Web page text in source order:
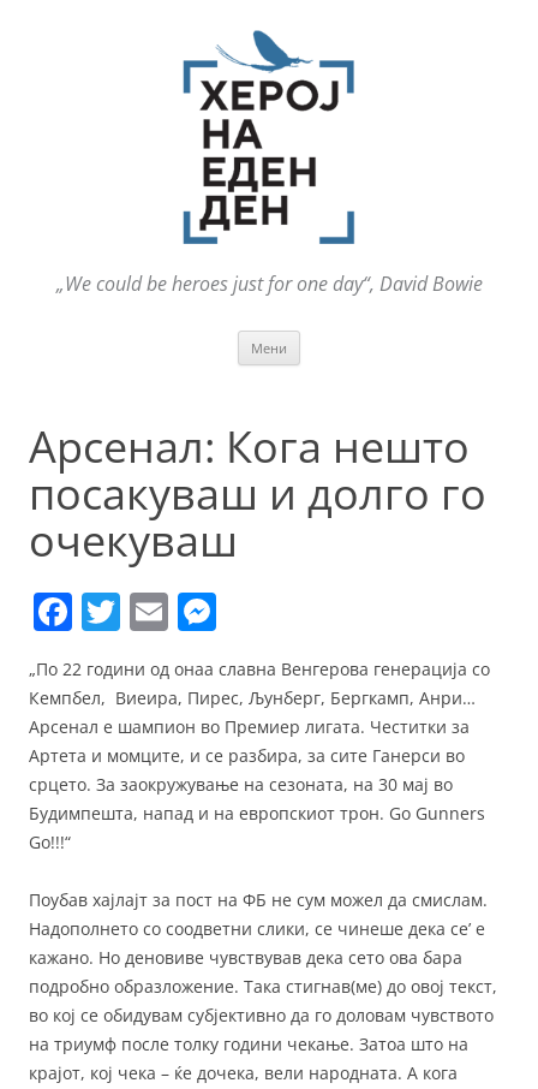
„We could be heroes just for one day“, David Bowie
Мени
Арсенал: Кога нешто
посакуваш и долго го
очекуваш
F
a
c
e
b
o
T
itt
er
E
ai
l
ss
e
n
g
„По 22 години од онаа славна Венгерова генерација со
Кемпбел, Виеира, Пирес, Љунберг, Бергкамп, Анри…
Арсенал е шампион во Премиер лигата. Честитки за
Артета и момците, и се разбира, за сите Ганерси во
срцето. За заокружување на сезоната, на 30 мај во
Будимпешта, напад и на европскиот трон. Go Gunners
Go!!!“
Поубав хајлајт за пост на ФБ не сум можел да смислам.
Надополнето со соодветни слики, се чинеше дека се’ е
кажано. Но деновиве чувствував дека сето ова бара
подробно образложение. Така стигнав(ме) до овој текст,
во кој се обидувам субјективно да го доловам чувството
на триумф после толку години чекање. Затоа што на
крајот, кој чека – ќе дочека, вели народната. А кога